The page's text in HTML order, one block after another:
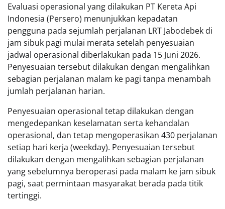
Evaluasi operasional yang dilakukan PT Kereta Api
Indonesia (Persero) menunjukkan kepadatan
pengguna pada sejumlah perjalanan LRT Jabodebek di
jam sibuk pagi mulai merata setelah penyesuaian
jadwal operasional diberlakukan pada 15 Juni 2026.
Penyesuaian tersebut dilakukan dengan mengalihkan
sebagian perjalanan malam ke pagi tanpa menambah
jumlah perjalanan harian.
Penyesuaian operasional tetap dilakukan dengan
mengedepankan keselamatan serta kehandalan
operasional, dan tetap mengoperasikan 430 perjalanan
setiap hari kerja (weekday). Penyesuaian tersebut
dilakukan dengan mengalihkan sebagian perjalanan
yang sebelumnya beroperasi pada malam ke jam sibuk
pagi, saat permintaan masyarakat berada pada titik
tertinggi.